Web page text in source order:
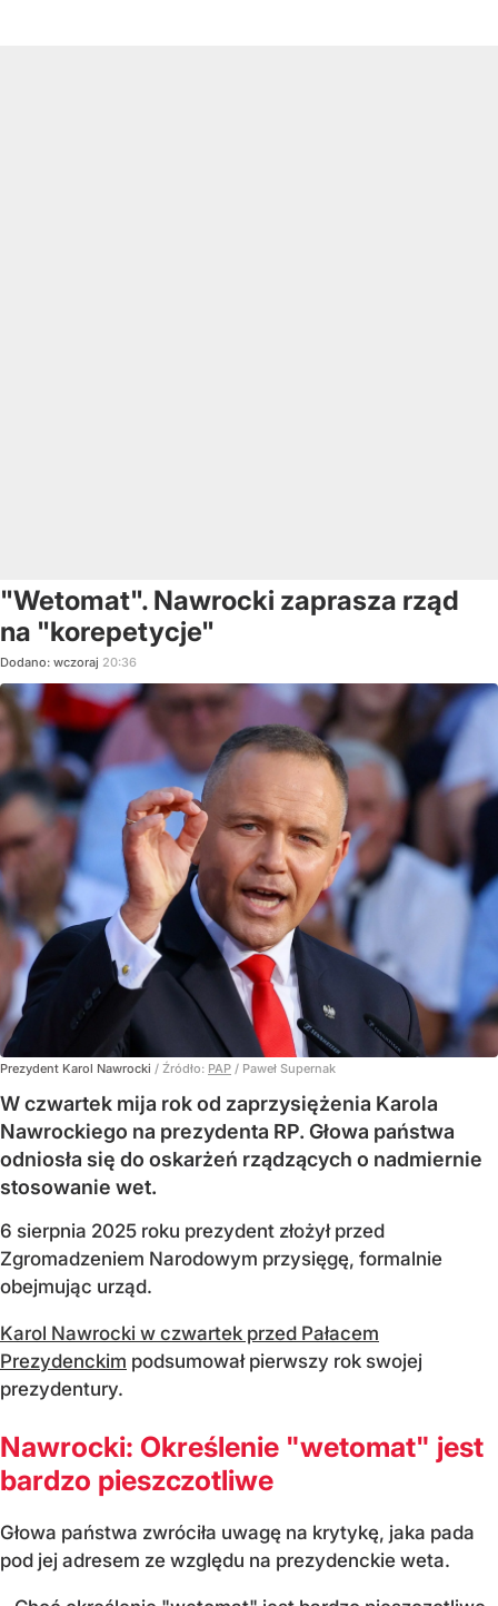
"Wetomat". Nawrocki zaprasza rząd
na "korepetycje"
Dodano: wczoraj 20:36
Prezydent Karol Nawrocki / Źródło: PAP / Paweł Supernak
W czwartek mija rok od zaprzysiężenia Karola
Nawrockiego na prezydenta RP. Głowa państwa
odniosła się do oskarżeń rządzących o nadmiernie
stosowanie wet.
6 sierpnia 2025 roku prezydent złożył przed
Zgromadzeniem Narodowym przysięgę, formalnie
obejmując urząd.
Karol Nawrocki w czwartek przed Pałacem
Prezydenckim podsumował pierwszy rok swojej
prezydentury.
Nawrocki: Określenie "wetomat" jest
bardzo pieszczotliwe
Głowa państwa zwróciła uwagę na krytykę, jaka pada
pod jej adresem ze względu na prezydenckie weta.